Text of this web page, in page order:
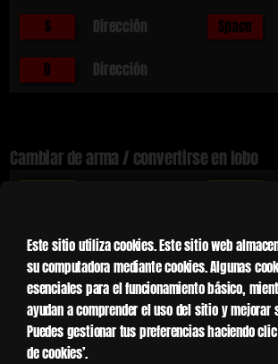
Este sitio utiliza cookies. Este sitio web
su computadora mediante cookies. Algunas
esenciales para el funcionamiento básico,
ayudan a comprender el uso del sitio y mejorar
Puedes gestionar tus preferencias haciendo clic
de cookies’.
S Dirección Space
D Dirección
Cambiar de arma / convertirse en lobo
Arma Secundaria
3 Transformación G